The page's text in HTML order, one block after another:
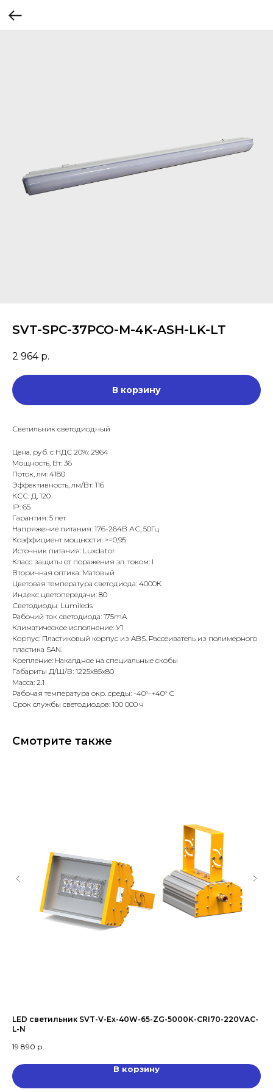
SVT-SPC-37PCO-M-4K-ASH-LK-LT
2 964 р.
В корзину
Светильник светодиодный
Цена, руб. с НДС 20%: 2964
Мощность, Вт: 36
Поток, лм: 4180
Эффективность, лм/Вт: 116
КСС: Д, 120
IP: 65
Гарантия: 5 лет
Напряжение питания: 176-264В АС, 50Гц
Коэффициент мощности: >=0,95
Источник питания: Luxdator
Класс защиты от поражения эл. током: I
Вторичная оптика: Матовый
Цветовая температура светодиода: 4000К
Индекс цветопередачи: 80
Светодиоды: Lumileds
Рабочий ток светодиода: 175mA
Климатическое исполнение: У1
Корпус: Пластиковый корпус из ABS. Рассеиватель из полимерного
пластика SAN.
Крепление: Накалдное на специальные скобы
Габариты Д/Ш/В: 1225х85х80
Масса: 2.1
Рабочая температура окр. среды: -40°-+40° С
Срок службы светодиодов: 100 000 ч
Смотрите также
LED светильник SVT-V-Ex-40W-65-ZG-5000K-CRI70-220VAC-
L-N
19 890 р.
В корзину